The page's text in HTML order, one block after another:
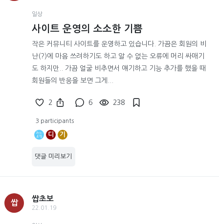
일상
사이트 운영의 소소한 기쁨
작은 커뮤니티 사이트를 운영하고 있습니다. 가끔은 회원의 비
난(?)에 마음 쓰려하기도 하고 알 수 없는 오류에 머리 싸매기
도 하지만.. 가끔 얼굴 비추면서 얘기하고 기능 추가를 했을 때
회원들의 반응을 보면 그게...
2 6 238
3 participants
디 기
댓글 미리보기
쌉
쌉초보
22.01.19